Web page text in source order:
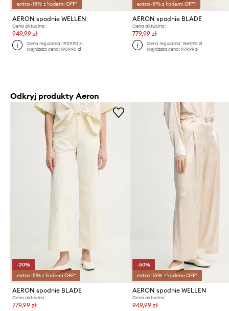
extra -15% z kodem: OFF*
AERON spodnie WELLEN
Cena aktualna:
949,99 zł
Cena regularna:1909,90 zł
Najniższa cena:1909,90 zł
extra -5% z kodem: OFF*
AERON spodnie BLADE
Cena aktualna:
779,99 zł
Cena regularna: 1569,90 zł
Najniższa cena: 979,99 zł
Odkryj produkty Aeron
-20%
extra -5% z kodem: OFF*
AERON spodnie BLADE
Cena aktualna:
779,99 zł
-50%
extra -15% z kodem: OFF*
AERON spodnie WELLEN
Cena aktualna:
949,99 zł